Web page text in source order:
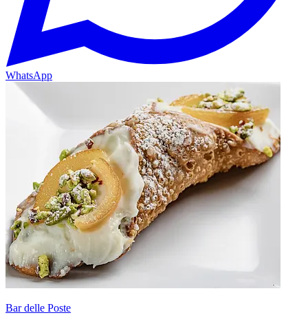
WhatsApp
Bar delle Poste